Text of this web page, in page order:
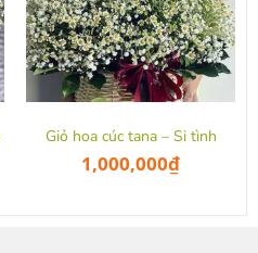
Giỏ hoa cúc tana – Si tình
1,000,000₫